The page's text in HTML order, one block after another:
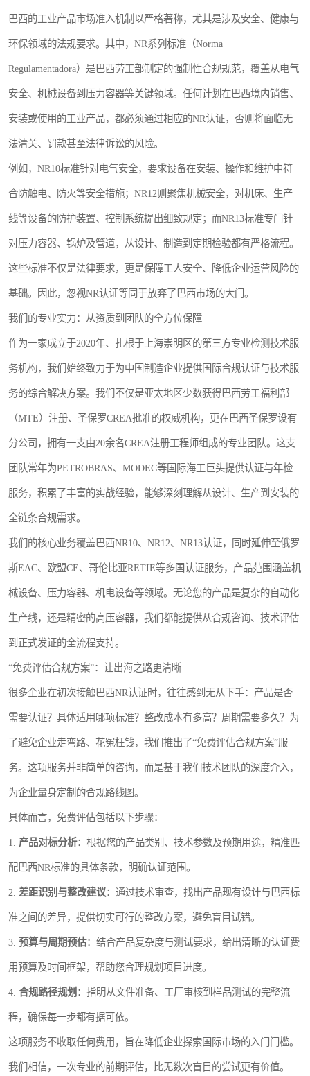
巴西的工业产品市场准入机制以严格著称，尤其是涉及安全、健康与
环保领域的法规要求。其中，NR系列标准（Norma
Regulamentadora）是巴西劳工部制定的强制性合规规范，覆盖从电气
安全、机械设备到压力容器等关键领域。任何计划在巴西境内销售、
安装或使用的工业产品，都必须通过相应的NR认证，否则将面临无
法清关、罚款甚至法律诉讼的风险。
例如，NR10标准针对电气安全，要求设备在安装、操作和维护中符
合防触电、防火等安全措施；NR12则聚焦机械安全，对机床、生产
线等设备的防护装置、控制系统提出细致规定；而NR13标准专门针
对压力容器、锅炉及管道，从设计、制造到定期检验都有严格流程。
这些标准不仅是法律要求，更是保障工人安全、降低企业运营风险的
基础。因此，忽视NR认证等同于放弃了巴西市场的大门。
我们的专业实力：从资质到团队的全方位保障
作为一家成立于2020年、扎根于上海崇明区的第三方专业检测技术服
务机构，我们始终致力于为中国制造企业提供国际合规认证与技术服
务的综合解决方案。我们不仅是亚太地区少数获得巴西劳工福利部
（MTE）注册、圣保罗CREA批准的权威机构，更在巴西圣保罗设有
分公司，拥有一支由20余名CREA注册工程师组成的专业团队。这支
团队常年为PETROBRAS、MODEC等国际海工巨头提供认证与年检
服务，积累了丰富的实战经验，能够深刻理解从设计、生产到安装的
全链条合规需求。
我们的核心业务覆盖巴西NR10、NR12、NR13认证，同时延伸至俄罗
斯EAC、欧盟CE、哥伦比亚RETIE等多国认证服务，产品范围涵盖机
械设备、压力容器、机电设备等领域。无论您的产品是复杂的自动化
生产线，还是精密的高压容器，我们都能提供从合规咨询、技术评估
到正式发证的全流程支持。
“免费评估合规方案”：让出海之路更清晰
很多企业在初次接触巴西NR认证时，往往感到无从下手：产品是否
需要认证？具体适用哪项标准？整改成本有多高？周期需要多久？为
了避免企业走弯路、花冤枉钱，我们推出了“免费评估合规方案”服
务。这项服务并非简单的咨询，而是基于我们技术团队的深度介入，
为企业量身定制的合规路线图。
具体而言，免费评估包括以下步骤：
1. 产品对标分析：根据您的产品类别、技术参数及预期用途，精准匹
配巴西NR标准的具体条款，明确认证范围。
2. 差距识别与整改建议：通过技术审查，找出产品现有设计与巴西标
准之间的差异，提供切实可行的整改方案，避免盲目试错。
3. 预算与周期预估：结合产品复杂度与测试要求，给出清晰的认证费
用预算及时间框架，帮助您合理规划项目进度。
4. 合规路径规划 ：指明从文件准备、工厂审核到样品测试的完整流
程，确保每一步都有据可依。
这项服务不收取任何费用，旨在降低企业探索国际市场的入门门槛。
我们相信，一次专业的前期评估，比无数次盲目的尝试更有价值。